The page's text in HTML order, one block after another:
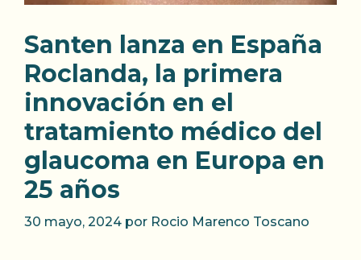
Santen lanza en España
Roclanda, la primera
innovación en el
tratamiento médico del
glaucoma en Europa en
25 años
30 mayo, 2024 por Rocio Marenco Toscano